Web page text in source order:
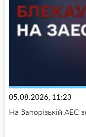
05.08.2026, 11:23
На Запорізькій АЕС